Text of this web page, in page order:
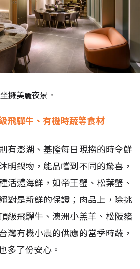
擁美麗夜景。
飛驒牛、有機時蔬等食材
有澎湖、基隆每日現撈的時令鮮
明鍋物，能品嚐到不同的驚喜，
活體海鮮，如帝王蟹、松葉蟹、
對是新鮮的保證；肉品上，除挑
級飛驒牛、澳洲小羔羊、松阪豬
灣有機小農的供應的當季時蔬，
多了份安心。